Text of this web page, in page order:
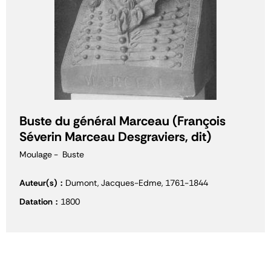
Buste du général Marceau (François
Séverin Marceau Desgraviers, dit)
Moulage Buste
Auteur(s)
Dumont, Jacques-Edme, 1761-1844
Datation
1800